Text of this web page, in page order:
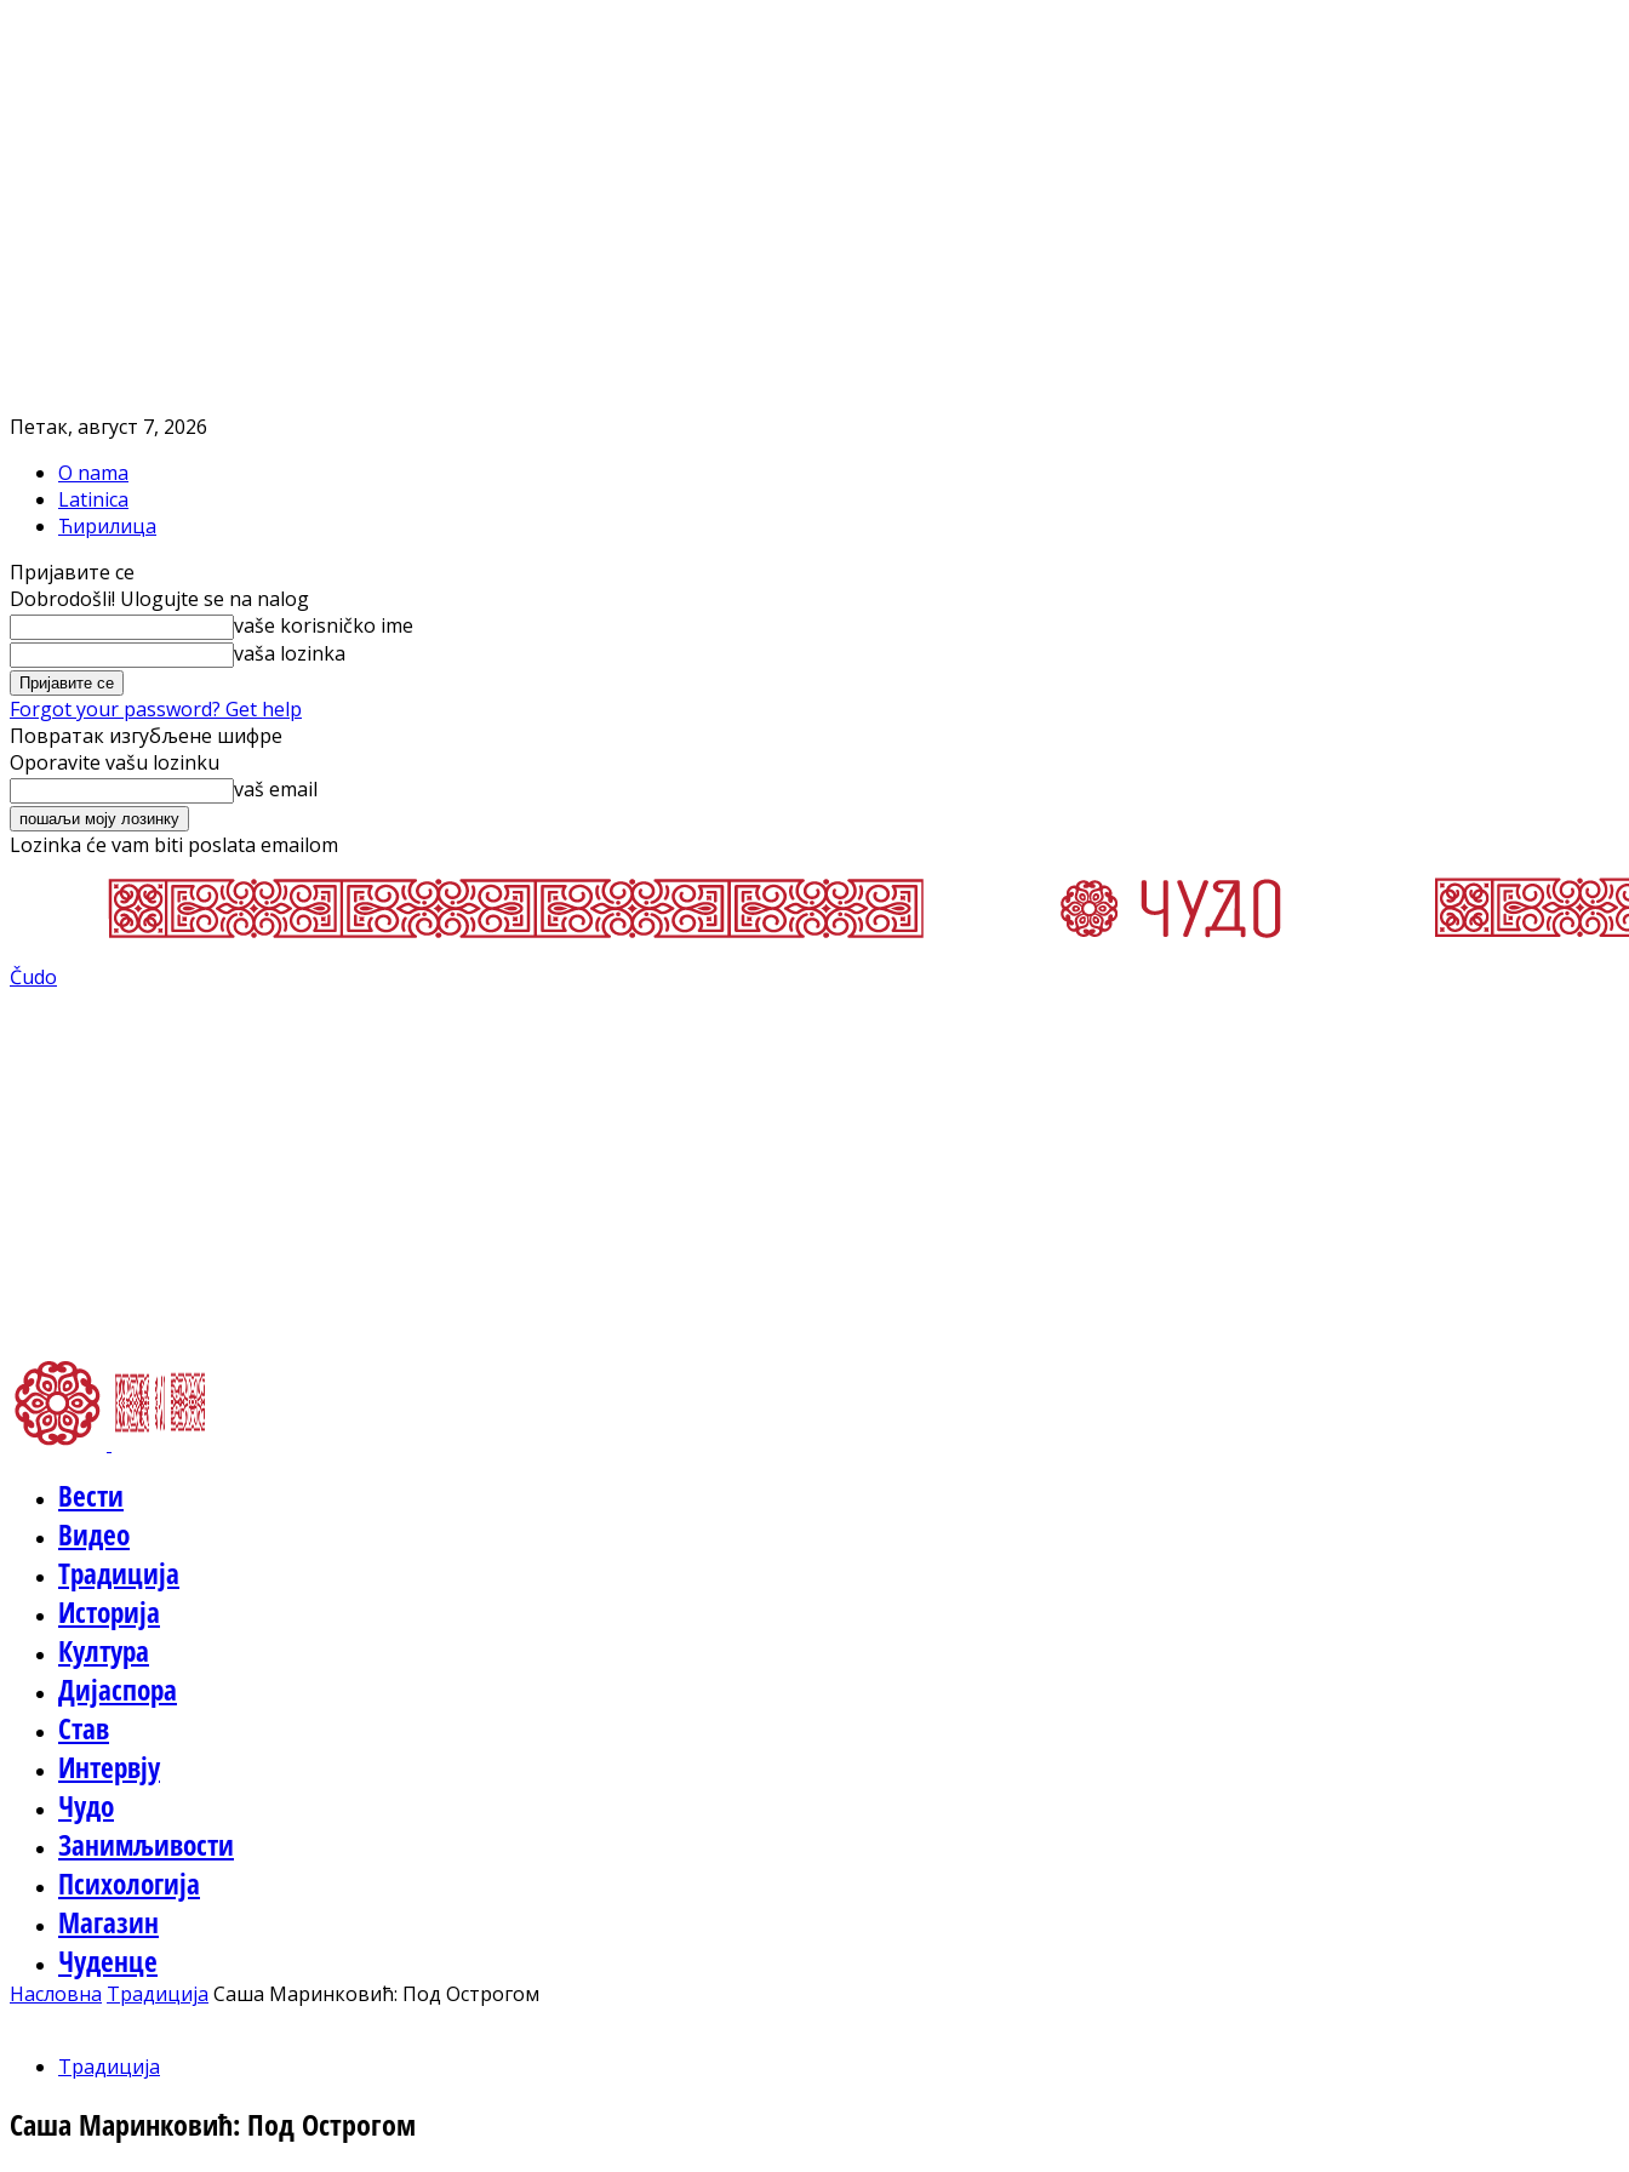
Петак, август 7, 2026
O nama
Latinica
Ћирилица
Пријавите се
Dobrodošli! Ulogujte se na nalog
vaše korisničko ime
vaša lozinka
Forgot your password? Get help
Повратак изгубљене шифре
Oporavite vašu lozinku
vaš email
Lozinka će vam biti poslata emailom
Čudo
Вести
Видео
Традиција
Историја
Култура
Дијаспора
Став
Интервју
Чудо
Занимљивости
Психологија
Магазин
Чуденце
Насловна Традиција Саша Маринковић: Под Острогом
Традиција
Саша Маринковић: Под Острогом